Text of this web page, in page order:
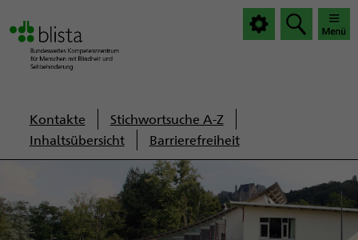
Servicenavigation
Kontakte
Stichwortsuche A-Z
Inhaltsübersicht
Barrierefreiheit